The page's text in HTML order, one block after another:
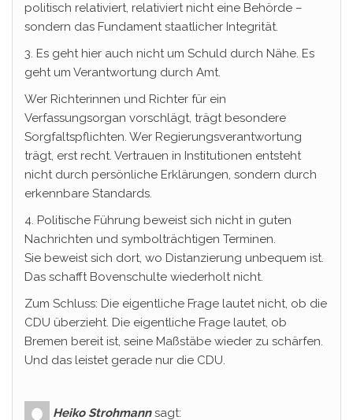
politisch relativiert, relativiert nicht eine Behörde –
sondern das Fundament staatlicher Integrität.
3. Es geht hier auch nicht um Schuld durch Nähe. Es
geht um Verantwortung durch Amt.
Wer Richterinnen und Richter für ein
Verfassungsorgan vorschlägt, trägt besondere
Sorgfaltspflichten. Wer Regierungsverantwortung
trägt, erst recht. Vertrauen in Institutionen entsteht
nicht durch persönliche Erklärungen, sondern durch
erkennbare Standards.
4. Politische Führung beweist sich nicht in guten
Nachrichten und symbolträchtigen Terminen.
Sie beweist sich dort, wo Distanzierung unbequem ist.
Das schafft Bovenschulte wiederholt nicht.
Zum Schluss: Die eigentliche Frage lautet nicht, ob die
CDU überzieht. Die eigentliche Frage lautet, ob
Bremen bereit ist, seine Maßstäbe wieder zu schärfen.
Und das leistet gerade nur die CDU.
Heiko Strohmann sagt: